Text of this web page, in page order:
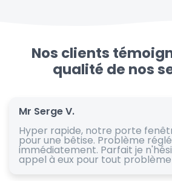
Nos clients
qualité de nos
Mr Serge V.
Hyper rapide, notre porte
pour une bêtise. Problème réglé
immédiatement. Parfait je
appel à eux pour tout